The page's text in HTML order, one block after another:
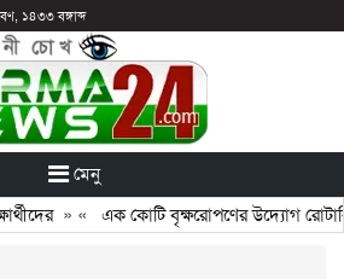
১৪৩৩ বঙ্গাব্দ
মেনু
» « এক কোটি বৃক্ষরোপণের উদ্যোগ রোটারি